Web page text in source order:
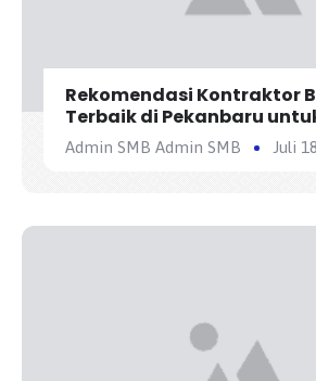
Rekomendasi Kontraktor
Terbaik di Pekanbaru
Bisnis
Admin SMB Admin SMB Juli